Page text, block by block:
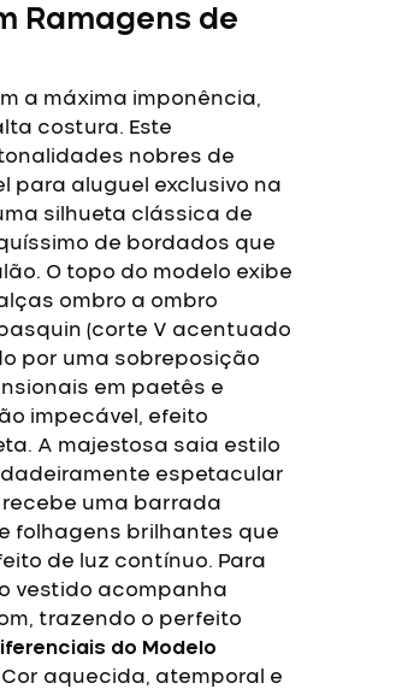
Ramagens de
a máxima imponência,
costura. Este
nobres de
para aluguel exclusivo na
silhueta clássica de
de bordados que
O topo do modelo exibe
ombro a ombro
(corte V acentuado
por uma sobreposição
em paetês e
impecável, efeito
A majestosa saia estilo
espetacular
uma barrada
folhagens brilhantes que
de luz contínuo. Para
vestido acompanha
trazendo o perfeito
do Modelo
Cor aquecida, atemporal e